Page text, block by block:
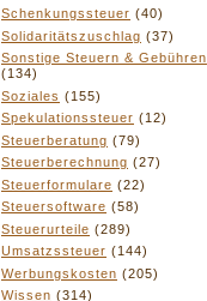
Schenkungssteuer (40)
Solidaritätszuschlag (37)
Sonstige Steuern & Gebühren
(134)
Soziales (155)
Spekulationssteuer (12)
Steuerberatung (79)
Steuerberechnung (27)
Steuerformulare (22)
Steuersoftware (58)
Steuerurteile (289)
Umsatzssteuer (144)
Werbungskosten (205)
Wissen (314)